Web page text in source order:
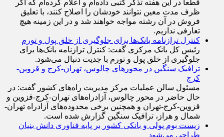
قطعاً در این هفته تذکر کتبی داده‌ام و اعلام کرده‌ام که اگر
ظرف مدت معین نتوانند خودشان را اصلاح کنند، با تعلیق
فروش در آن رشته مواجه خواهند شد و در این زمینه هیچ
تعارفی نداریم.
کنترل ترازنامه بانک‌ها برای جلوگیری از خلق پول و تورم
رئیس کل بانک مرکزی گفت: کنترل ترازنامه بانک‌ها برای
جلوگیری از خلق پول و تورم با جدیت دنبال می‌شود.
ترافیک سنگین در محورهای چالوس، تهران-کرج و قزوین-
کرج
مسئول سالن عملیات مرکز مدیریت راه‌های کشور گفت: در
حال حاضر در محور چالوس، آزادراه‌های تهران-کرج-قزوین و
قزوین-کرج-تهران و همچنین برخی محدوده‌های آزادراه تهران-
شمال و هراز، ترافیک سنگین گزارش شده است.
زیست بوم پولی و بانکی کشور بر پایه فناوری دانش بنیان
طراحی می‌شود